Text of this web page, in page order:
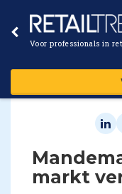
Voor professionals in
markt